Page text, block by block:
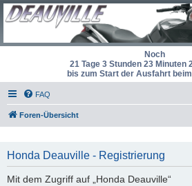
Noch
21 Tage 3 Stunden 23 Minuten
bis zum Start der Ausfahrt
FAQ
Foren-Übersicht
Honda Deauville - Registrierung
Mit dem Zugriff auf „Honda Deauville“